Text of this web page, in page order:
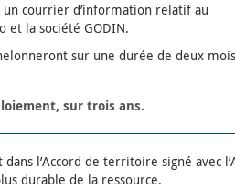
un courrier d’information relatif au
et la société GODIN.
sur une durée de deux
sur trois ans.
l’Accord de territoire signé avec
durable de la ressource.